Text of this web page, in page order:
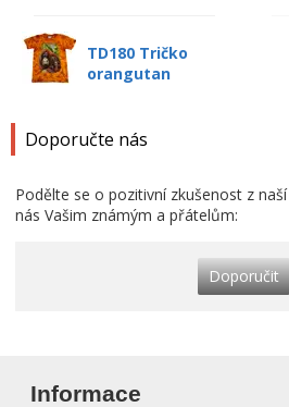
TD180 Tričko
orangutan
Doporučte nás
Podělte se o pozitivní zkušenost z
nás Vašim známým a přátelům:
Doporučit
Informace